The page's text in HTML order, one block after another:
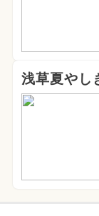
浅草夏やし